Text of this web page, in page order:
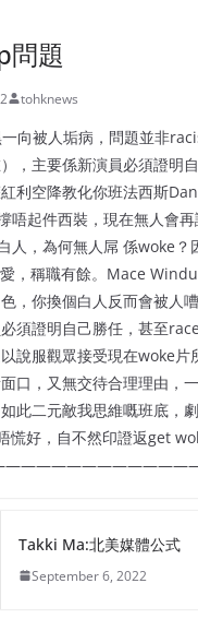
問題
tohknews
向被人垢病，問題並非
，主要係新演員必須證明
利空降教化你班法西斯
唔起件西裝，現在無人會
人，為何無人屌 係woke？
，稱職有餘。Mace
，你換個白人反而會被人
須證明自己勝任，甚至
說服觀眾接受現在woke片
口，又無交待合理理由，
此二元敵我思維嘅班底，
慌好，自不然印證返get
。
Takki Ma:北美媒體公式
September 6, 2022